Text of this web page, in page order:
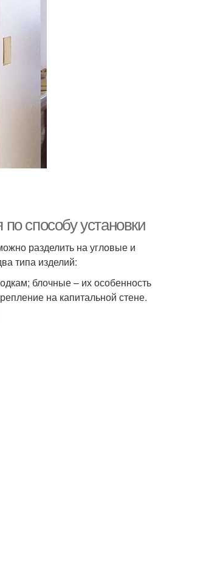
способу установки
разделить на угловые и
типа изделий:
блочные – их особенность
на капитальной стене.